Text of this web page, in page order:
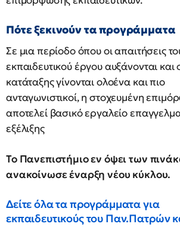
Πότε ξεκινούν τα προγράμματα
Σε μια περίοδο όπου οι απαιτήσεις
εκπαιδευτικού έργου αυξάνονται και
κατάταξης γίνονται ολοένα και πιο
ανταγωνιστικοί, η στοχευμένη
αποτελεί βασικό εργαλείο
εξέλιξης
Το Πανεπιστήμιο εν όψει των
ανακοίνωσε έναρξη νέου κύκλου.
Δείτε όλα τα προγράμματα για
εκπαιδευτικούς του Παν.Πατρών